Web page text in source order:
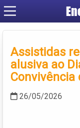
Assistidas
alusiva ao
Convivência
26/05/2026